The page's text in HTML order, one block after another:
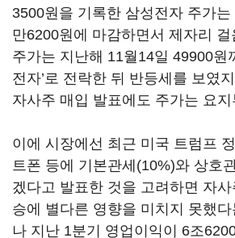
3500원을 기록한 삼성전자 주가
만6200원에 마감하면서 제자리
주가는 지난해 11월14일 49900원
전자’로 전락한 뒤 반등세를 보였
자사주 매입 발표에도 주가는 요
이에 시장에선 최근 미국 트럼프
트폰 등에 기본관세(10%)와 상호
겠다고 발표한 것을 고려하면 자
승에 별다른 영향을 미치지 못했
나 지난 1분기 영업이익이 6조